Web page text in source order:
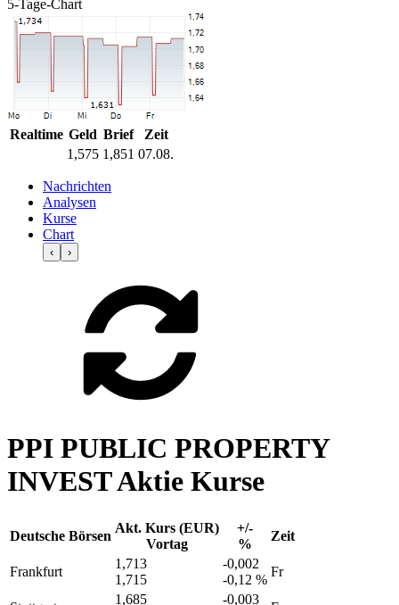
5-Tage-Chart
Realtime Geld Brief
Zeit
1,575 1,851 07.08.
Nachrichten
Analysen
Kurse
Chart
‹ ›
PPI PUBLIC PROPERTY
INVEST Aktie Kurse
Deutsche Börsen
Akt. Kurs (EUR)
Vortag
+/-
%
Zeit
Frankfurt
1,713
1,715
-0,002
-0,12 %
Fr
1,685 -0,003